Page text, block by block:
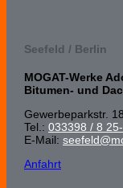
Seefeld / Berlin
MOGAT-Werke
Bitumen- und
Gewerbeparkstr.
Tel.: 033398 / 8
E-Mail:
Anfahrt